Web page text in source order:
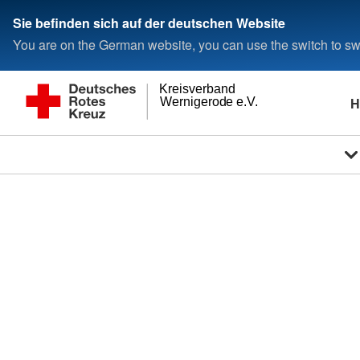
Sie befinden sich auf der deutschen Website
You are on the German website, you can use the switch to
Wernigerode e.V.
Kreisverband